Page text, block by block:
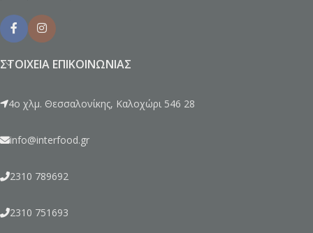
ΣΤΟΙΧΕΊΑ ΕΠΙΚΟΙΝΩΝΊΑΣ
4ο χλμ. Θεσσαλονίκης, Καλοχώρι 546 28
info@interfood.gr
2310 789692
2310 751693